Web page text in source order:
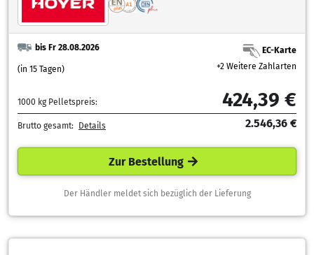
bis Fr 28.08.2026
(in 15 Tagen)
EC-Karte
+2 Weitere Zahlarten
1000 kg Pelletspreis: 424,39 €
Brutto gesamt: Details 2.546,36 €
Zur Bestellung
Der Händler meldet sich bezüglich der Lieferung